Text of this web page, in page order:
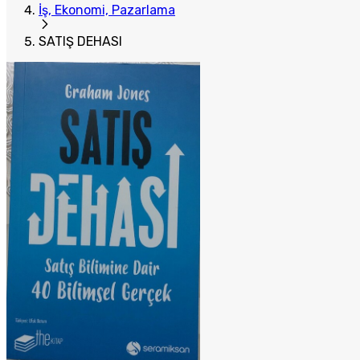
İş, Ekonomi, Pazarlama
SATIŞ DEHASI